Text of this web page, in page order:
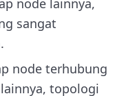
node lainnya,
sangat
node terhubung
topologi